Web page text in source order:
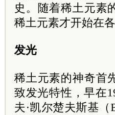
史。随着稀土元素
稀土元素才开始在
发光
稀土元素的神奇首
致发光特性，早在
夫·凯尔楚夫斯基（